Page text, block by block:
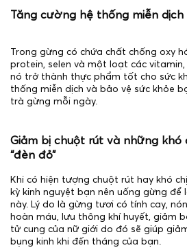
Tăng cường hệ thống miễn dịch
Trong gừng có chứa chất chống oxy
protein, selen và một loạt các
nó trở thành thực phẩm tốt cho sức
thống miễn dịch và bảo vệ sức khỏe
trà gừng mỗi ngày.
Giảm bị chuột rút và những khó
“đèn đỏ”
Khi có hiện tượng chuột rút hay khó
kỳ kinh nguyệt bạn nên uống gừng để
này. Lý do là gừng tươi có tính cay,
hoàn máu, lưu thông khí huyết, giảm
tử cung của nữ giới do đó sẽ giúp
bụng kinh khi đến tháng của bạn.